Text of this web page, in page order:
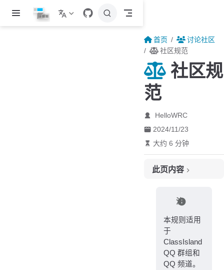
跳至主要內容
首页
讨论社区
社区规范
社区规
范
HelloWRC
2024/11/23
大约 6 分钟
此页内容
提问/求助
违规处理
结语
注
本规则适用
于
ClassIsland
QQ 群组和
QQ 频道。